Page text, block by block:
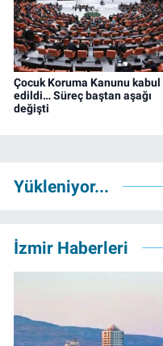
Çocuk Koruma Kanunu kabul
edildi… Süreç baştan aşağı
değişti
Yükleniyor...
İzmir Haberleri